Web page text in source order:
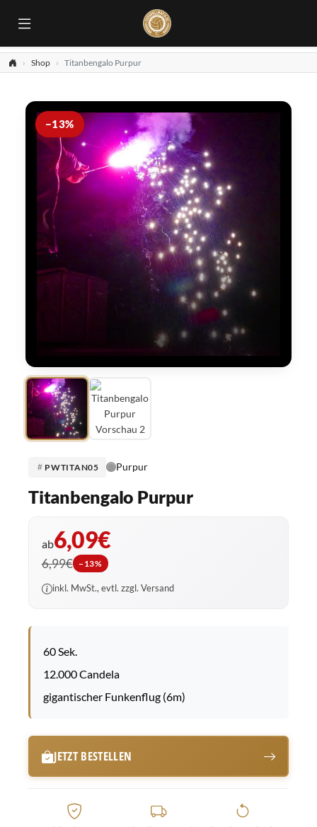
Shop Titanbengalo Purpur
−13%
PWTITAN05 Purpur
Titanbengalo Purpur
ab6,09€
6,99€ −13%
inkl. MwSt., evtl. zzgl. Versand
60 Sek.
12.000 Candela
gigantischer Funkenflug (6m)
JETZT BESTELLEN